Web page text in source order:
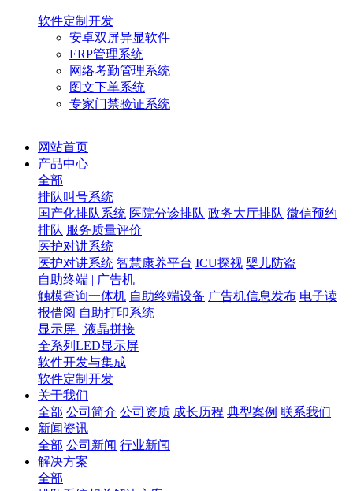
软件定制开发
安卓双屏异显软件
ERP管理系统
网络考勤管理系统
图文下单系统
专家门禁验证系统
网站首页
产品中心
全部
排队叫号系统
国产化排队系统 医院分诊排队 政务大厅排队 微信预约
排队 服务质量评价
医护对讲系统
医护对讲系统 智慧康养平台 ICU探视 婴儿防盗
自助终端 | 广告机
触模查询一体机 自助终端设备 广告机信息发布 电子读
报借阅 自助打印系统
显示屏 | 液晶拼接
全系列LED显示屏
软件开发与集成
软件定制开发
关于我们
全部 公司简介 公司资质 成长历程 典型案例 联系我们
新闻资讯
全部 公司新闻 行业新闻
解决方案
全部